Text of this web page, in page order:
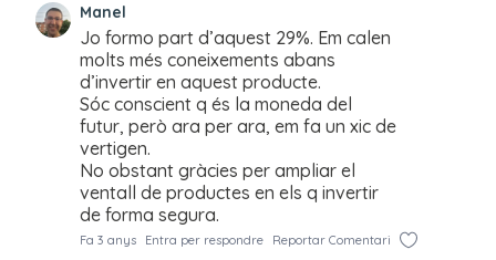
Manel
Jo formo part d’aquest 29%. Em calen
molts més coneixements abans
d’invertir en aquest producte.
Sóc conscient q és la moneda del
futur, però ara per ara, em fa un xic de
vertigen.
No obstant gràcies per ampliar el
ventall de productes en els q invertir
de forma segura.
Fa 3 anys Entra per respondre Reportar Comentari